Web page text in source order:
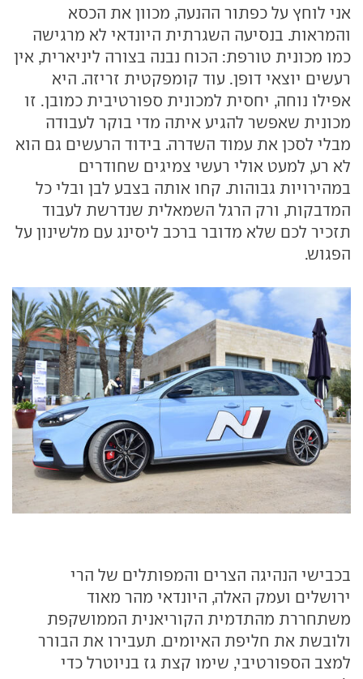
אני לוחץ על כפתור ההנעה, מכוון את הכסא
והמראות. בנסיעה השגרתית היונדאי לא מרגישה
כמו מכונית טורפת: הכוח נבנה בצורה ליניארית, אין
רעשים יוצאי דופן. עוד קומפקטית זריזה. היא
אפילו נוחה, יחסית למכונית ספורטיבית כמובן. זו
מכונית שאפשר להגיע איתה מדי בוקר לעבודה
מבלי לסכן את עמוד השדרה. בידוד הרעשים גם הוא
לא רע, למעט אולי רעשי צמיגים שחודרים
במהירויות גבוהות. קחו אותה בצבע לבן ובלי כל
המדבקות, ורק הרגל השמאלית שנדרשת לעבוד
תזכיר לכם שלא מדובר ברכב ליסינג עם מלשינון על
הפגוש.
בכבישי הנהיגה הצרים והמפותלים של הרי
ירושלים ועמק האלה, היונדאי מהר מאוד
משתחררת מהתדמית הקוריאנית הממושקפת
ולובשת את חליפת האיומים. תעבירו את הבורר
למצב הספורטיבי, שימו קצת גז בניוטרל כדי